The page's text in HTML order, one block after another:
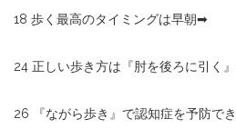
18 歩く最高のタイミングは早朝➡︎
24 正しい歩き方は『肘を後ろに引く』
26 『ながら歩き』で認知症を予防で